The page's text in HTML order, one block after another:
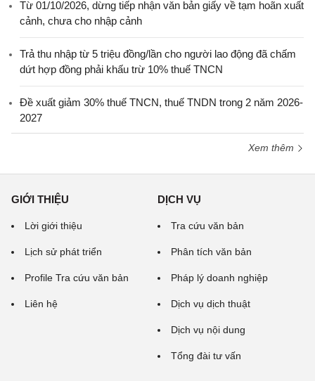
Từ 01/10/2026, dừng tiếp nhận văn bản giấy về tạm hoãn xuất
cảnh, chưa cho nhập cảnh
Trả thu nhập từ 5 triệu đồng/lần cho người lao động đã chấm
dứt hợp đồng phải khấu trừ 10% thuế TNCN
Đề xuất giảm 30% thuế TNCN, thuế TNDN trong 2 năm 2026-
2027
Xem thêm
GIỚI THIỆU
Lời giới thiệu
Lịch sử phát triển
Profile Tra cứu văn bản
Liên hệ
DỊCH VỤ
Tra cứu văn bản
Phân tích văn bản
Pháp lý doanh nghiệp
Dịch vụ dịch thuật
Dịch vụ nội dung
Tổng đài tư vấn